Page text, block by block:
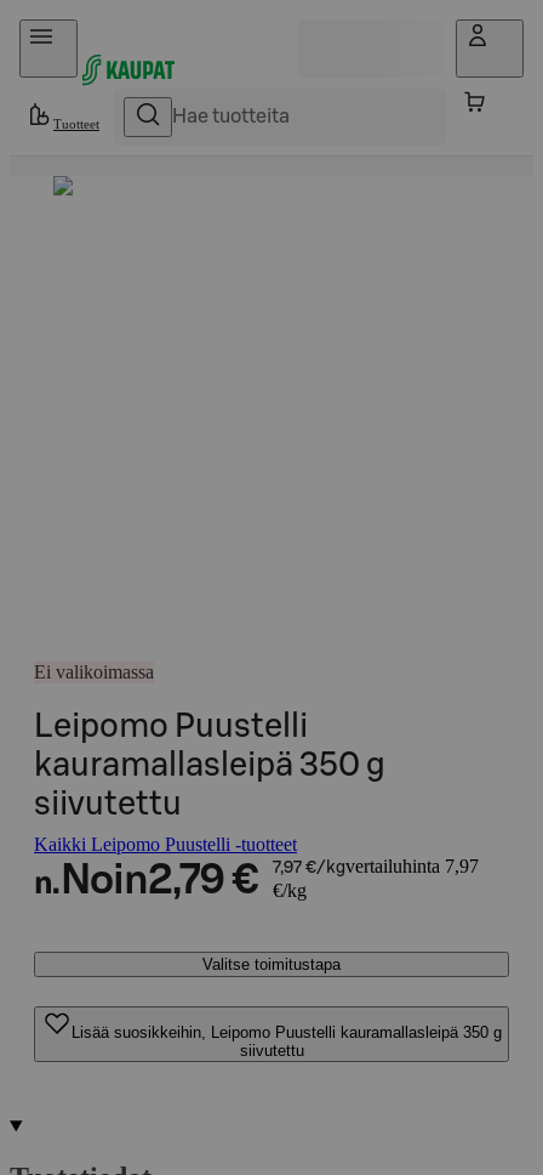
Hyppää sisältöön
Tuotteet
Ei valikoimassa
Leipomo Puustelli
kauramallasleipä 350 g
siivutettu
Kaikki Leipomo Puustelli -tuotteet
n. Noin2,79 € 7,97 €/kgvertailuhinta 7,97
€/kg
Valitse toimitustapa
Lisää suosikkeihin, Leipomo Puustelli kauramallasleipä 350 g
siivutettu